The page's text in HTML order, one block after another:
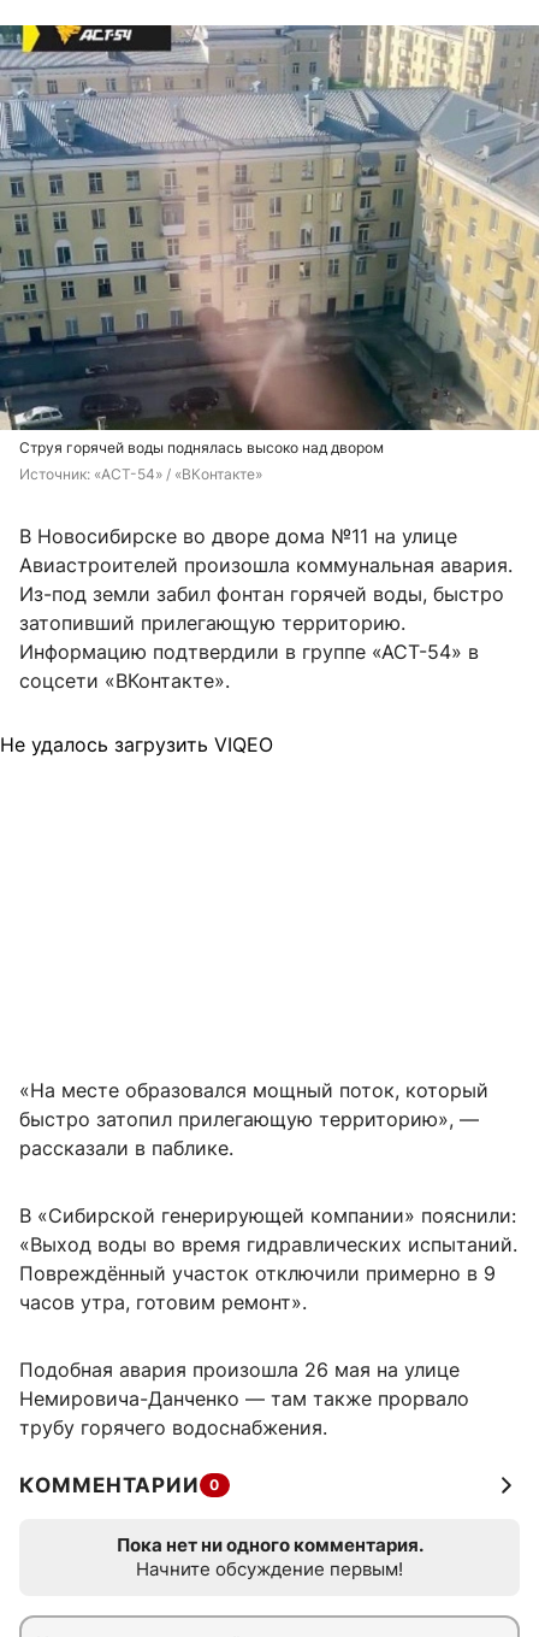
Струя горячей воды поднялась высоко над двором
Источник: «АСТ-54» / «ВКонтакте»
В Новосибирске во дворе дома №11 на улице
Авиастроителей произошла коммунальная авария.
Из-под земли забил фонтан горячей воды, быстро
затопивший прилегающую территорию.
Информацию подтвердили в группе «АСТ-54» в
соцсети «ВКонтакте».
Не удалось загрузить VIQEO
«На месте образовался мощный поток, который
быстро затопил прилегающую территорию», —
рассказали в паблике.
В «Сибирской генерирующей компании» пояснили:
«Выход воды во время гидравлических испытаний.
Повреждённый участок отключили примерно в 9
часов утра, готовим ремонт».
Подобная авария произошла 26 мая на улице
Немировича-Данченко — там также прорвало
трубу горячего водоснабжения.
КОММЕНТАРИИ 0
Пока нет ни одного комментария.
Начните обсуждение первым!